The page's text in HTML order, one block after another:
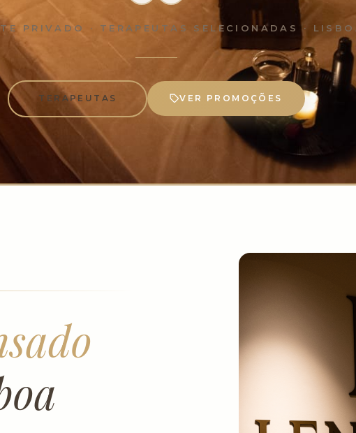
PRIVADO · TERAPEUTAS SELECIONADAS ·
TERAPEUTAS VER PROMOÇÕES